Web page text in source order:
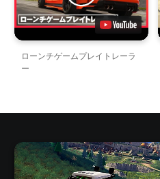
ローンチゲームプレイトレーラ
ー